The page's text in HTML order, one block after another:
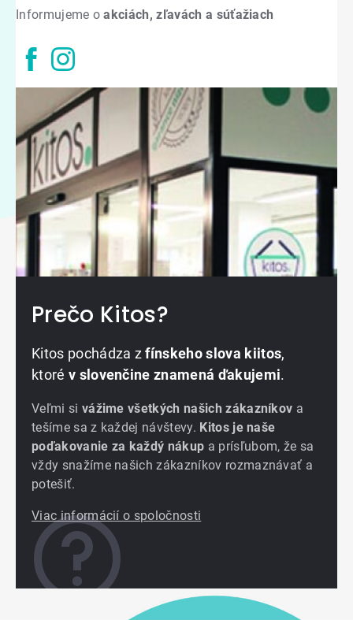
Informujeme oakciách, zľavách a súťažiach
Prečo Kitos?
Kitos pochádza zfínskeho slova kiitos,
ktoré v slovenčine znamená ďakujemi.
Veľmi si vážime všetkých našich zákazníkov a
tešíme sa z každej návštevy. Kitos je naše
poďakovanie za každý nákup a prísľubom, že sa
vždy snažíme našich zákazníkov rozmaznávať a
potešiť.
Viac informácií o spoločnosti